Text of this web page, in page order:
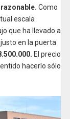
Como
escala
que ha llevado a
en la puerta
El precio
hacerlo sólo